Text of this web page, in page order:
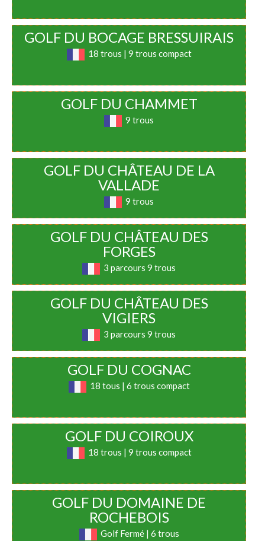
GOLF DU BOCAGE BRESSUIRAIS
18 trous | 9 trous compact
GOLF DU CHAMMET
9 trous
GOLF DU CHÂTEAU DE LA
VALLADE
9 trous
GOLF DU CHÂTEAU DES
FORGES
3 parcours 9 trous
GOLF DU CHÂTEAU DES
VIGIERS
3 parcours 9 trous
GOLF DU COGNAC
18 tous | 6 trous compact
GOLF DU COIROUX
18 trous | 9 trous compact
GOLF DU DOMAINE DE
ROCHEBOIS
Golf Fermé | 6 trous